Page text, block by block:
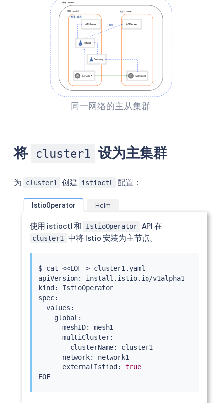
同一网络的主从集群
将 cluster1 设为主集群
为 cluster1 创建 istioctl 配置：
IstioOperator Helm
使用 istioctl 和 IstioOperator API 在
cluster1 中将 Istio 安装为主节点。
$ cat <<EOF > cluster1.yaml
apiVersion: install.istio.io/v1alpha1
kind: IstioOperator
spec:
  values:
    global:
      meshID: mesh1
      multiCluster:
        clusterName: cluster1
      network: network1
      externalIstiod:
true
EOF